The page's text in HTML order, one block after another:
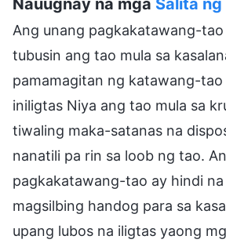
Ang unang pagkakatawang-
tubusin ang tao mula sa
pamamagitan ng katawang-tao
iniligtas Niya ang tao mula sa
tiwaling maka-satanas na
nanatili pa rin sa loob ng tao.
pagkakatawang-tao ay hindi na
magsilbing handog para sa
upang lubos na iligtas yaong